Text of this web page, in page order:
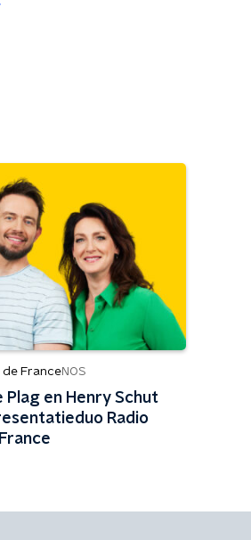
de FranceNOS
Plag en Henry Schut
Radio